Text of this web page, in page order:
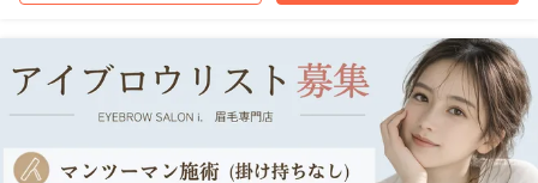
岩手県盛岡市 (盛岡駅)
アイブロウサロン i. 仙台店
アイブロウサロン i. 山形店
山形県山形市
...他